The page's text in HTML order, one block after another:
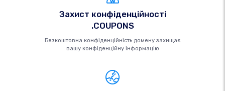
Захист конфіденційності
.COUPONS
Безкоштовна конфіденційність домену захищає
вашу конфіденційну інформацію